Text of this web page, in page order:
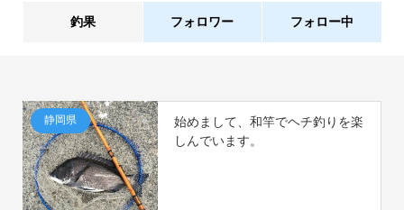
釣果 1件
フォロワー 0人
フォロー中
静岡県
始めまして、和竿でヘチ釣りを楽
しんでいます。